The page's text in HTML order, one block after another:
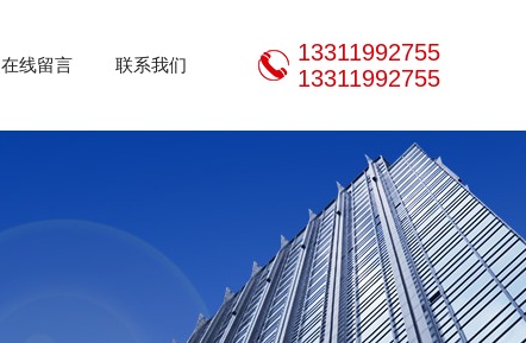
在线留言 联系我们
13311992755
13311992755